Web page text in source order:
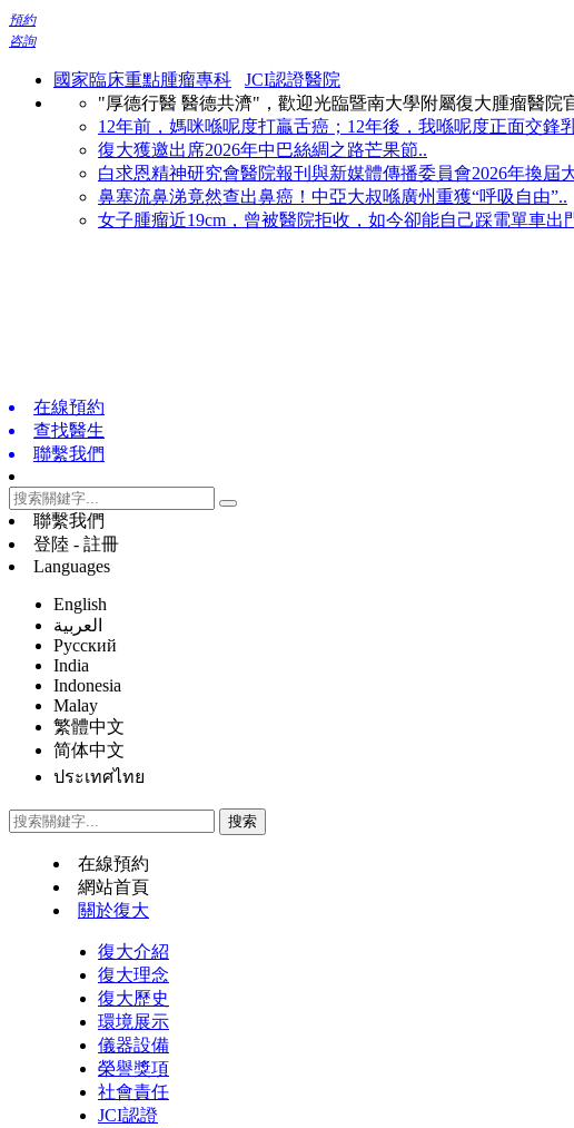
預約
咨詢
國家臨床重點腫瘤專科
JCI認證醫院
"厚德行醫 醫德共濟"，歡迎光臨暨南大學附屬復大腫瘤醫院
12年前，媽咪喺呢度打贏舌癌；12年後，我喺呢度正面交鋒
復大獲邀出席2026年中巴絲綢之路芒果節..
白求恩精神研究會醫院報刊與新媒體傳播委員會2026年換屆
鼻塞流鼻涕竟然查出鼻癌！中亞大叔喺廣州重獲“呼吸自由”..
女子腫瘤近19cm，曾被醫院拒收，如今卻能自己踩電單車出
在線預約
查找醫生
聯繫我們
聯繫我們
登陸 - 註冊
Languages
English
العربية
Русский
India
Indonesia
Malay
繁體中文
简体中文
ประเทศไทย
在線預約
網站首頁
關於復大
復大介紹
復大理念
復大歷史
環境展示
儀器設備
榮譽獎項
社會責任
JCI認證